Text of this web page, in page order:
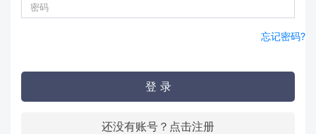
忘记密码?
登 录
还没有账号？点击注册